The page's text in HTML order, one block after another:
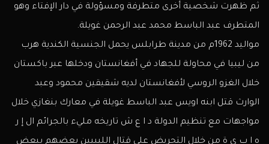
ثم ظهرت شخصية أخرى متطرفة ومسؤولة في دار الإفتاء وهو
المتطرف عبد الباسط محمد عبد الرحمن غويلة.
مواليد 1962م من مدينة طرابلس يحمل الجنسية الكندية هرب
من ليبيا في محاولة للجهاد في أفغانستان ودخلها عبر باكستان
خلال الغزو الروسي لأفغانستان لديه شقيقين محمود وعبد
الوارث قتل ابنه اويس عبد الباسط غويلة في معارك بنغازي خلال
مواجهات مع تنظيم الدولة د ا ع ش تاريخه مليء بالجرائم ال إ ر
ه ا ب ي ة من خلال التحريض على قتال الليبيين بعضهم ببعض